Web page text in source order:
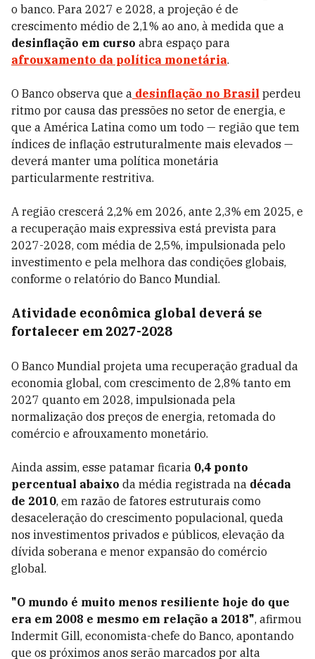
o banco. Para 2027 e 2028, a projeção é de
crescimento médio de 2,1% ao ano, à medida que a
desinflação em curso abra espaço para
afrouxamento da política monetária.
O Banco observa que a desinflação no Brasil perdeu
ritmo por causa das pressões no setor de energia, e
que a América Latina como um todo — região que tem
índices de inflação estruturalmente mais elevados —
deverá manter uma política monetária
particularmente restritiva.
A região crescerá 2,2% em 2026, ante 2,3% em 2025, e
a recuperação mais expressiva está prevista para
2027-2028, com média de 2,5%, impulsionada pelo
investimento e pela melhora das condições globais,
conforme o relatório do Banco Mundial.
Atividade econômica global deverá se
fortalecer em 2027-2028
O Banco Mundial projeta uma recuperação gradual da
economia global, com crescimento de 2,8% tanto em
2027 quanto em 2028, impulsionada pela
normalização dos preços de energia, retomada do
comércio e afrouxamento monetário.
Ainda assim, esse patamar ficaria 0,4 ponto
percentual abaixo da média registrada na década
de 2010, em razão de fatores estruturais como
desaceleração do crescimento populacional, queda
nos investimentos privados e públicos, elevação da
dívida soberana e menor expansão do comércio
global.
"O mundo é muito menos resiliente hoje do que
era em 2008 e mesmo em relação a 2018", afirmou
Indermit Gill, economista-chefe do Banco, apontando
que os próximos anos serão marcados por alta